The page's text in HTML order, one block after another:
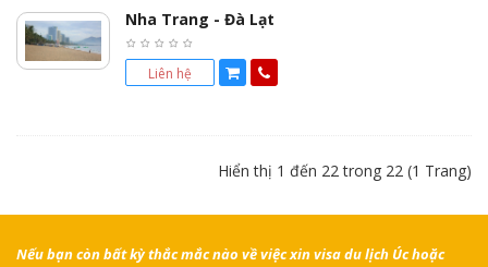
Nha Trang - Đà Lạt
Liên hệ
Hiển thị 1 đến 22 trong 22 (1 Trang)
Nếu bạn còn bất kỳ thắc mắc nào về việc xin visa du lịch Úc hoặc